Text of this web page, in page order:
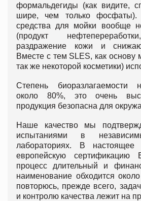
формальдегиды (как видите,
шире, чем только
средства для мойки вообще
(продукт
раздражение кожи и
Вместе с тем SLES, как основу
так же некоторой косметики)
Степень биоразлагаемости
около 80%, это очень
продукция безопасна для
Наше качество мы
испытаниями в
лабораториях. В
европейскую
процесс длительный и
наименование обходится
повторюсь, прежде всего,
и контролю качества лежит на